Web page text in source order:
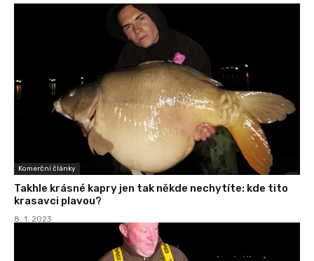
Komerční články
Takhle krásné kapry jen tak někde nechytíte: kde tito
krasavci plavou?
8. 1. 2023